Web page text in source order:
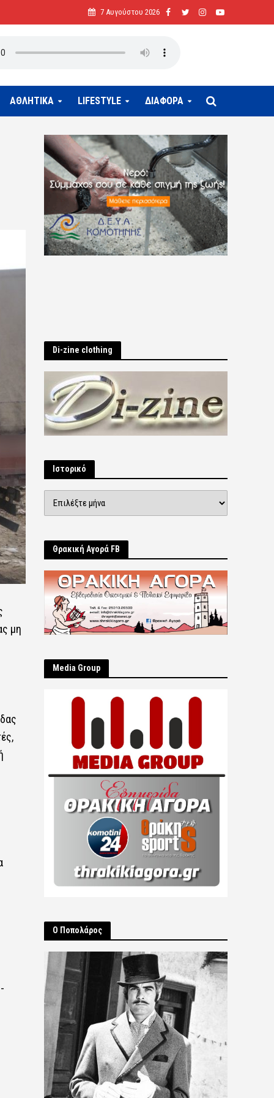
7 Αυγούστου 2026
ΑΘΛΗΤΙΚΑ LIFESTYLE ΔΙΑΦΟΡΑ
μη
Di-zine clothing
Ιστορικό
Θρακική Αγορά FB
Μedia Group
Ο Ποπολάρος